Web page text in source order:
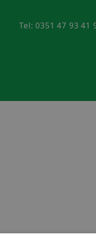
Tel: 0351 47 93 41
und